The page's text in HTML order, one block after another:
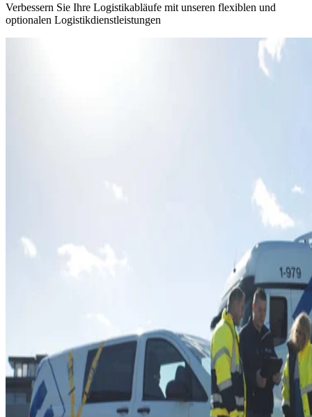
Verbessern Sie Ihre Logistikabläufe mit unseren flexiblen und
optionalen Logistikdienstleistungen